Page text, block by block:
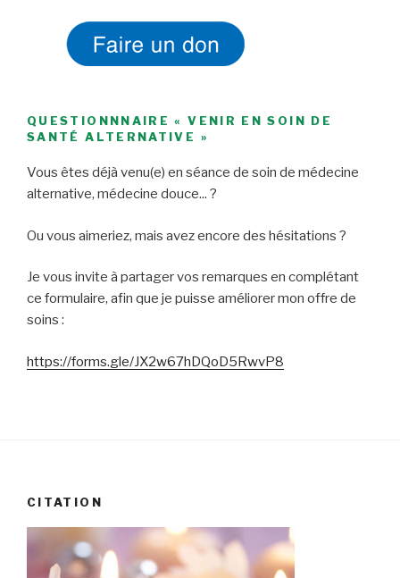
QUESTIONNNAIRE « VENIR EN SOIN DE
SANTÉ ALTERNATIVE »
Vous êtes déjà venu(e) en séance de soin de médecine
alternative, médecine douce... ?
Ou vous aimeriez, mais avez encore des hésitations ?
Je vous invite à partager vos remarques en complétant
ce formulaire, afin que je puisse améliorer mon offre de
soins :
https://forms.gle/JX2w67hDQoD5RwvP8
CITATION